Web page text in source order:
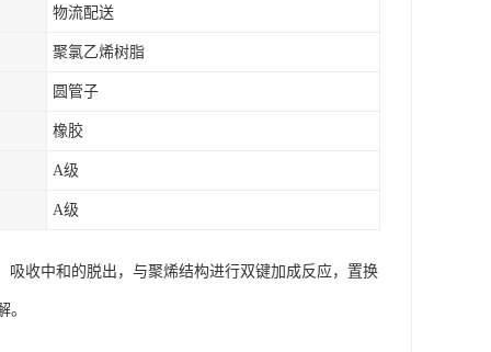
物流配送
聚氯乙烯树脂
圆管子
橡胶
A级
A级
收中和的脱出，与聚烯结构进行双键加成反应，置换
。